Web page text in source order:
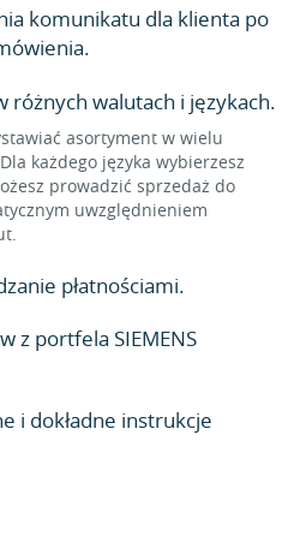
komunikatu dla klienta po
różnych walutach i językach.
asortyment w wielu
każdego języka wybierzesz
prowadzić sprzedaż do
uwzględnieniem
płatnościami.
z portfela SIEMENS
i dokładne instrukcje